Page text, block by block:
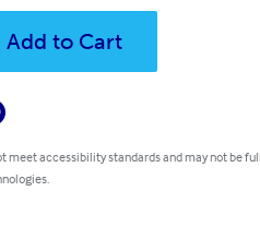
Add to Cart
meet accessibility standards and may not be